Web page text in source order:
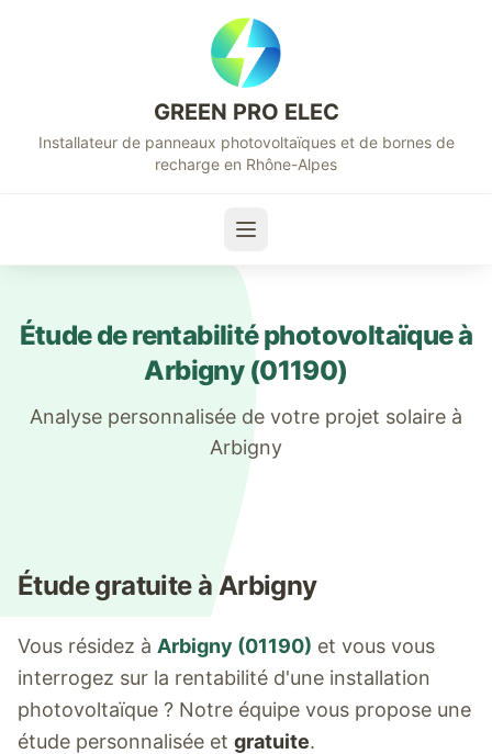
GREEN PRO ELEC
Installateur de panneaux photovoltaïques et de bornes de
recharge en Rhône-Alpes
Étude de rentabilité photovoltaïque à
Arbigny(01190)
Analyse personnalisée de votre projet solaire à
Arbigny
Étude gratuite à Arbigny
Vous résidez à Arbigny (01190) et vous vous
interrogez sur la rentabilité d'une installation
photovoltaïque ? Notre équipe vous propose une
étude personnalisée et gratuite.